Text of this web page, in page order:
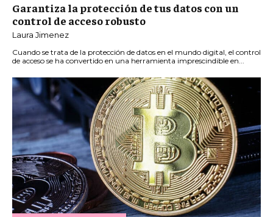
Garantiza la protección de tus datos con un
control de acceso robusto
Laura Jimenez
Cuando se trata de la protección de datos en el mundo digital, el control
de acceso se ha convertido en una herramienta imprescindible en...